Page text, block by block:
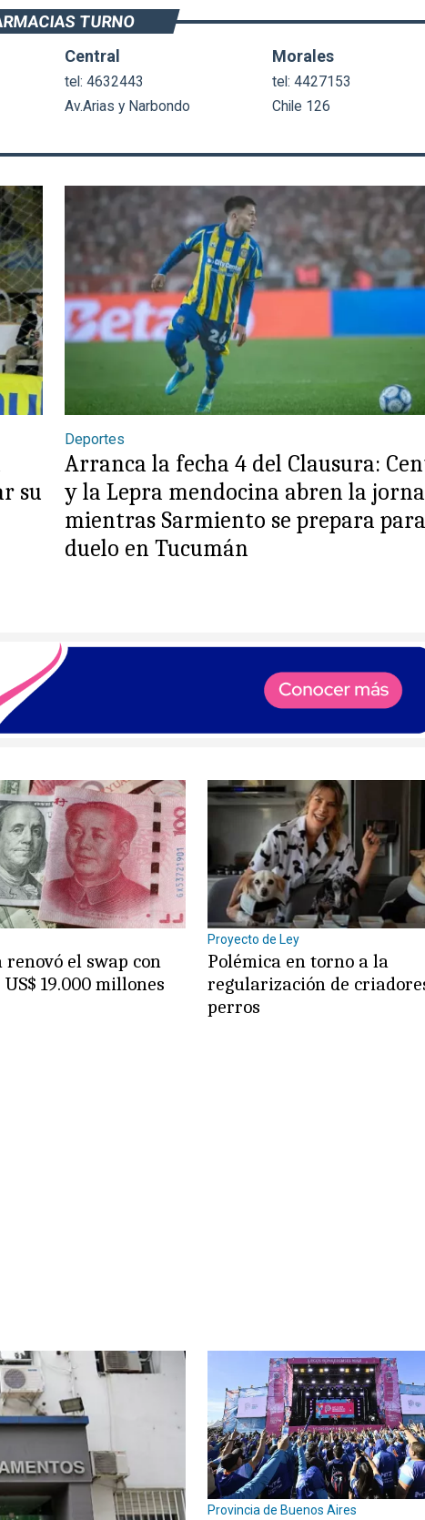
TURNO
Central
tel: 4632443
Av.Arias y Narbondo
Morales
tel: 4427153
Chile 126
su
Deportes
Arranca la fecha 4 del Clausura:
y la Lepra mendocina abren la
mientras Sarmiento se prepara
duelo en Tucumán
el swap con
19.000 millones
Proyecto de Ley
Polémica en torno a la
regularización de
perros
Provincia de Buenos Aires